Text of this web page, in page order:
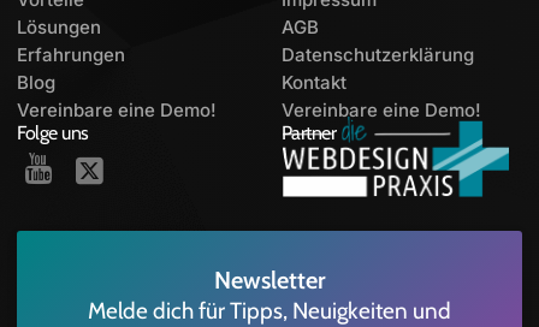
Lösungen
Erfahrungen
Blog
Vereinbare eine Demo!
Folge uns
AGB
Datenschutzerklärung
Kontakt
Vereinbare eine Demo!
Partner
Newsletter
Melde dich für Tipps, Neuigkeiten und